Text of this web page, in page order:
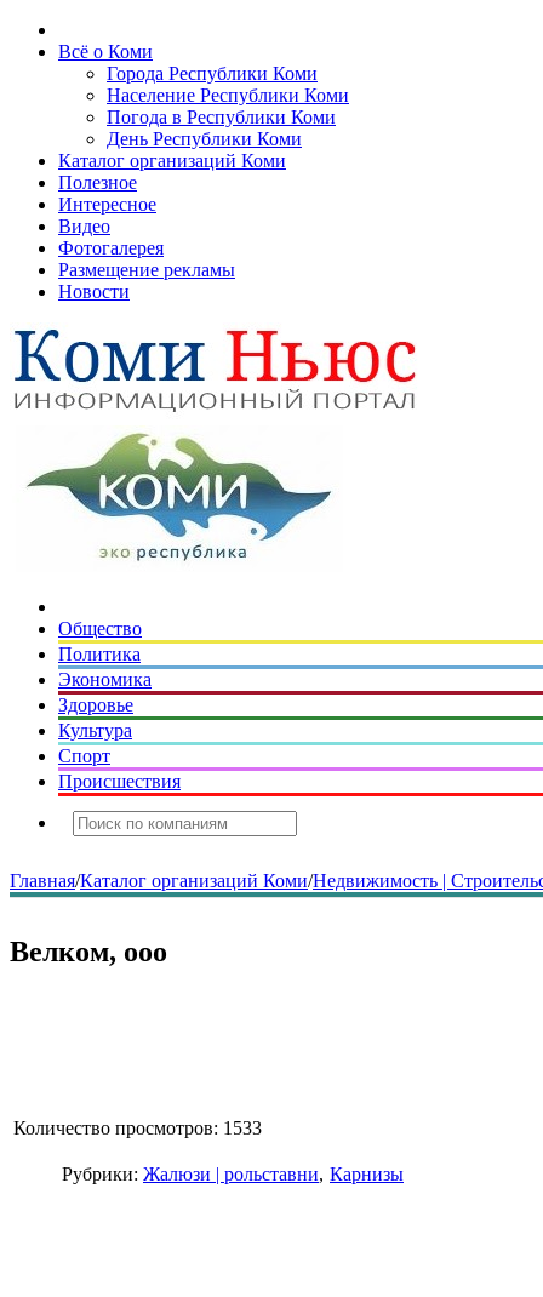
Всё о Коми
Города Республики Коми
Население Республики Коми
Погода в Республики Коми
День Республики Коми
Каталог организаций Коми
Полезное
Интересное
Видео
Фотогалерея
Размещение рекламы
Новости
Общество
Политика
Экономика
Здоровье
Культура
Спорт
Происшествия
Главная/Каталог организаций Коми/Недвижимость |
Велком, ооо
Количество просмотров: 1533
Рубрики: Жалюзи | рольставни Карнизы